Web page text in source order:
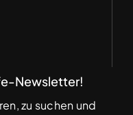
Newsletter!
zu suchen und